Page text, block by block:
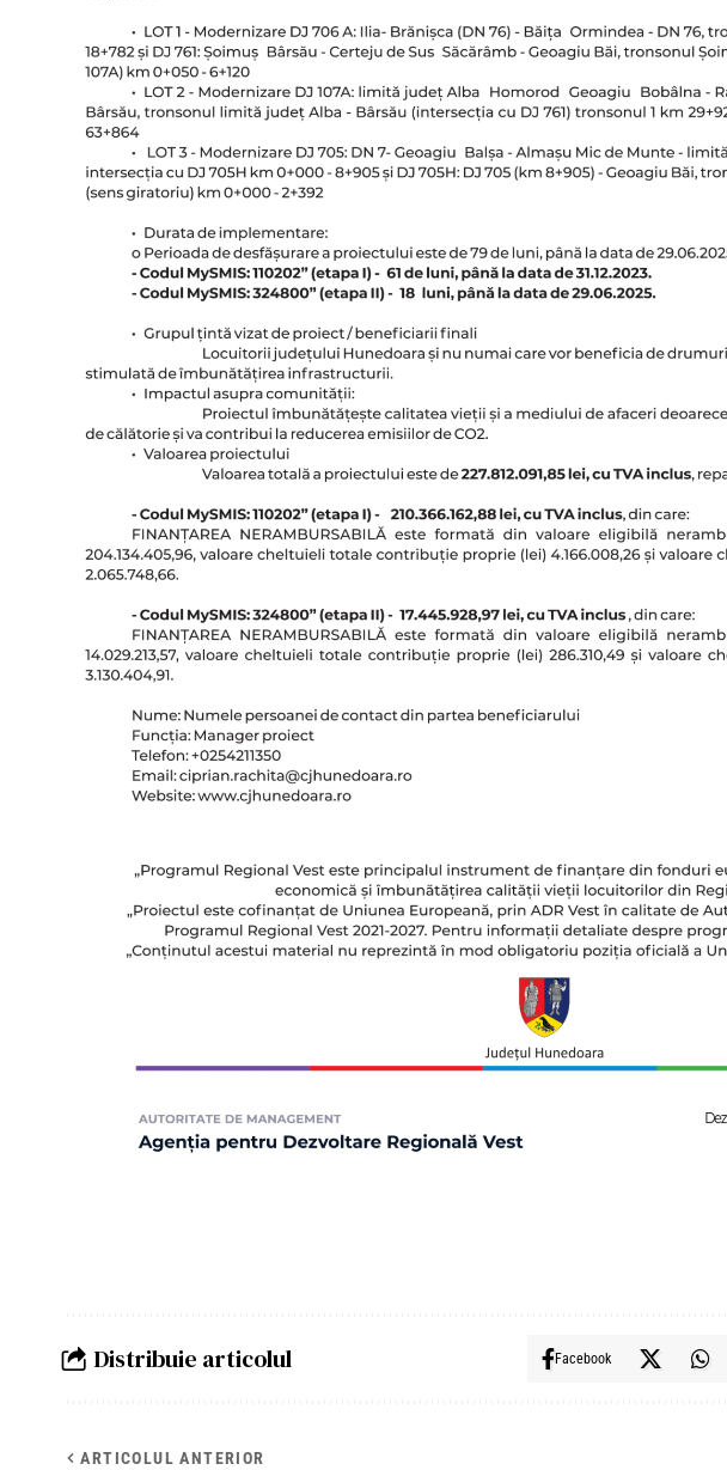
Distribuie articolul Facebook
ARTICOLUL ANTERIOR